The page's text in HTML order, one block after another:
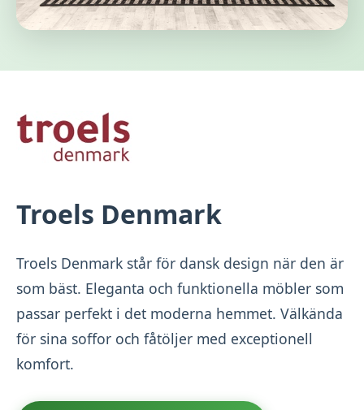
Troels Denmark
Troels Denmark står för dansk design när den är
som bäst. Eleganta och funktionella möbler som
passar perfekt i det moderna hemmet. Välkända
för sina soffor och fåtöljer med exceptionell
komfort.